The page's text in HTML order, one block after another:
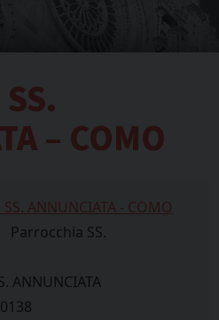
– COMO
ANNUNCIATA - COMO
Parrocchia SS.
ANNUNCIATA